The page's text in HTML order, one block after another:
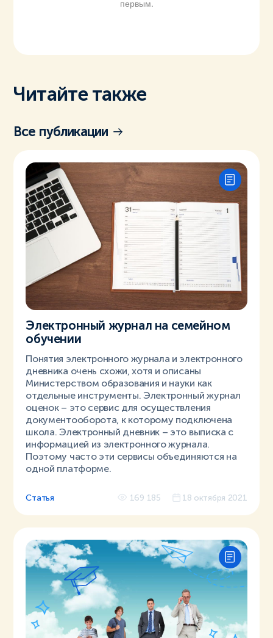
первым.
Читайте также
Все публикации
Электронный журнал на семейном
обучении
Понятия электронного журнала и электронного
дневника очень схожи, хотя и описаны
Министерством образования и науки как
отдельные инструменты. Электронный журнал
оценок – это сервис для осуществления
документооборота, к которому подключена
школа. Электронный дневник – это выписка с
информацией из электронного журнала.
Поэтому часто эти сервисы объединяются на
одной платформе.
Статья 169 185 18 октября 2021